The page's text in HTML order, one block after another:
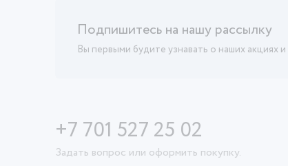
Подпишитесь на нашу рассылку
Вы первыми будите узнавать о наших акциях
+7 701 527 25 02
Задать вопрос или оформить покупку.